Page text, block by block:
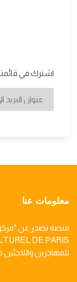
اشترك في
معلومات عنا
للمهاجرين